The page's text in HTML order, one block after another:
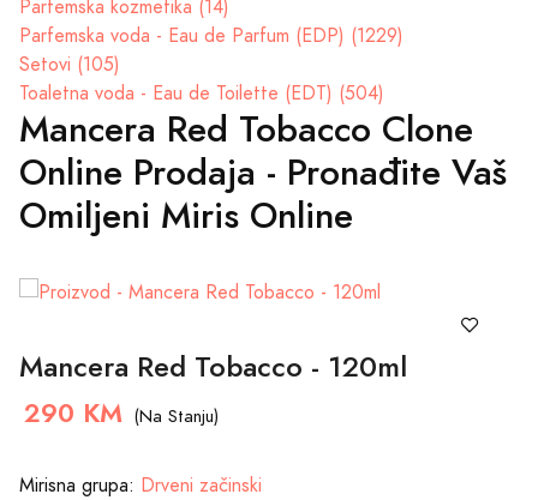
Parfemska kozmetika (14)
Parfemska voda - Eau de Parfum (EDP) (1229)
Setovi (105)
Toaletna voda - Eau de Toilette (EDT) (504)
Mancera Red Tobacco Clone
Online Prodaja - Pronađite Vaš
Omiljeni Miris Online
Mancera Red Tobacco - 120ml
290 KM (Na Stanju)
Mirisna grupa: Drveni začinski